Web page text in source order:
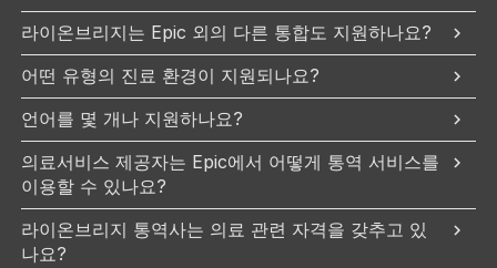
라이온브리지는 Epic 외의 다른 통합도 지원하나요?
어떤 유형의 진료 환경이 지원되나요?
언어를 몇 개나 지원하나요?
의료서비스 제공자는 Epic에서 어떻게 통역 서비스를
이용할 수 있나요?
라이온브리지 통역사는 의료 관련 자격을 갖추고 있
나요?